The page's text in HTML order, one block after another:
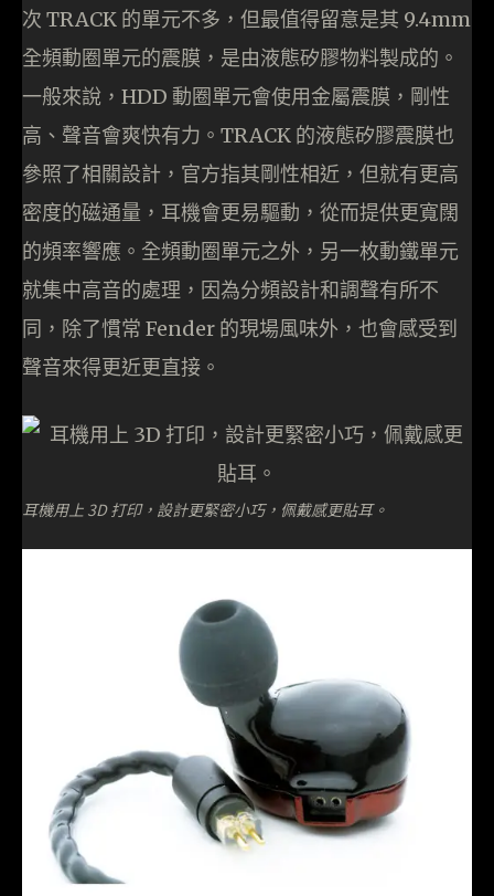
次 TRACK 的單元不多，但最值得留意是其 9.4mm
全頻動圈單元的震膜，是由液態矽膠物料製成的。
一般來說，HDD 動圈單元會使用金屬震膜，剛性
高、聲音會爽快有力。TRACK 的液態矽膠震膜也
參照了相關設計，官方指其剛性相近，但就有更高
密度的磁通量，耳機會更易驅動，從而提供更寬闊
的頻率響應。全頻動圈單元之外，另一枚動鐵單元
就集中高音的處理，因為分頻設計和調聲有所不
同，除了慣常 Fender 的現場風味外，也會感受到
聲音來得更近更直接。
耳機用上 3D 打印，設計更緊密小巧，佩戴感更貼耳。